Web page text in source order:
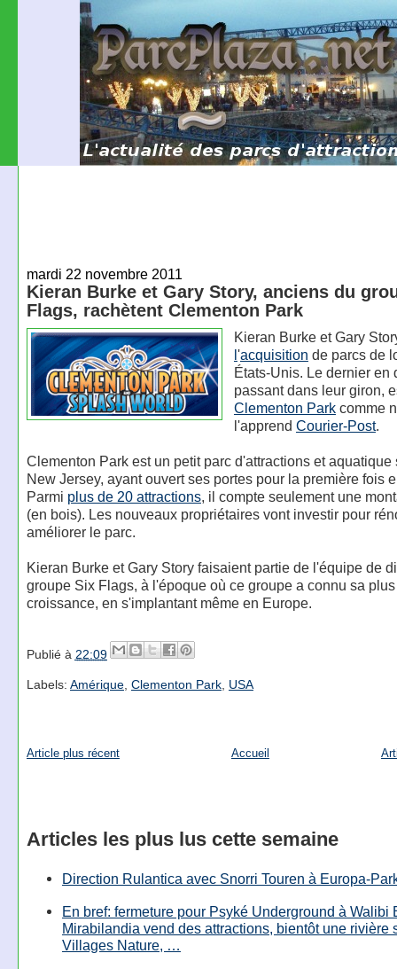
mardi 22 novembre 2011
Kieran Burke et Gary Story, anciens du
Flags, rachètent Clementon Park
Kieran Burke et Gary
l'acquisition de parcs de
États-Unis. Le dernier en
passant dans leur giron,
Clementon Parkcomme
l'apprend Courier-Post.
Clementon Park est un petit parc d'attractions et aquatique
New Jersey, ayant ouvert ses portes pour la première fois
Parmi plus de 20 attractions, il compte seulement une
(en bois). Les nouveaux propriétaires vont investir pour
améliorer le parc.
Kieran Burke et Gary Story faisaient partie de l'équipe de
groupe Six Flags, à l'époque où ce groupe a connu sa
croissance, en s'implantant même en Europe.
Publié à 22:09
Labels: Amérique, Clementon Park, USA
Article plus récent Accueil
Articles les plus lus cette semaine
Direction Rulantica avec Snorri Touren à Europa-
En bref: fermeture pour Psyké Underground à Walibi
Mirabilandia vend des attractions, bientôt une rivière
Villages Nature, …